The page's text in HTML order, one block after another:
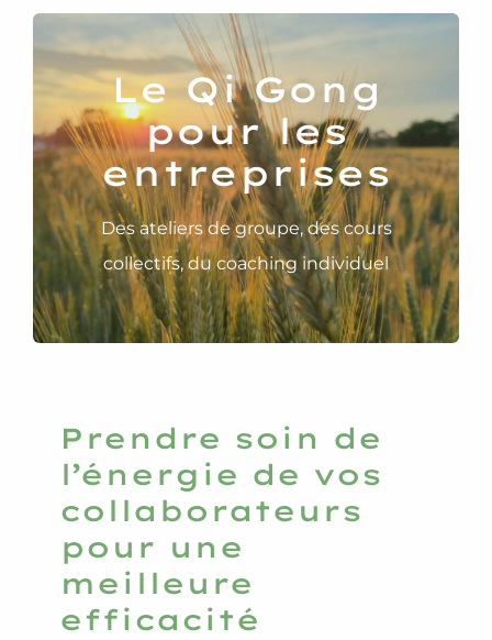
Qui suis-je ?
Contact
Le Qi Gong
pour les
entreprises
Des ateliers de groupe, des cours
collectifs, du coaching individuel
Prendre soin de
l’énergie de vos
collaborateurs
pour une
meilleure
efficacité